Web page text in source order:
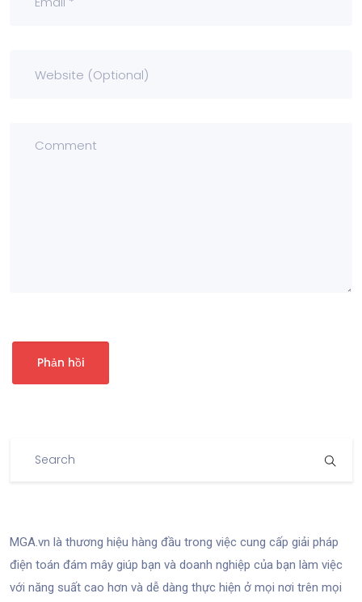
MGA.vn là thương hiệu hàng đầu trong việc cung cấp giải pháp
điện toán đám mây giúp bạn và doanh nghiệp của bạn làm việc
với năng suất cao hơn và dễ dàng thực hiện ở mọi nơi trên mọi